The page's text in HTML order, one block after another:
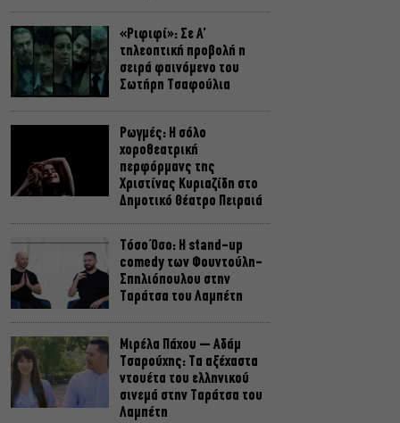
«Ριφιφί»: Σε Α’
τηλεοπτική προβολή η
σειρά φαινόμενο του
Σωτήρη Τσαφούλια
Ρωγμές: Η σόλο
χοροθεατρική
περφόρμανς της
Χριστίνας Κυριαζίδη στο
Δημοτικό Θέατρο Πειραιά
Τόσο Όσο: Η stand-up
comedy των Φουντούλη-
Σπηλιόπουλου στην
Ταράτσα του Λαμπέτη
Μιρέλα Πάχου – Αδάμ
Τσαρούχης: Τα αξέχαστα
ντουέτα του ελληνικού
σινεμά στην Ταράτσα του
Λαμπέτη